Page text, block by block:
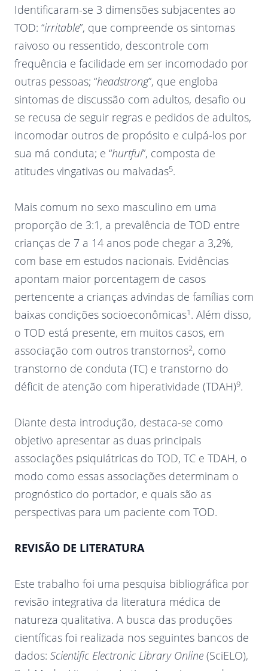
Identificaram-se 3 dimensões subjacentes ao
TOD: “irritable”, que compreende os sintomas
raivoso ou ressentido, descontrole com
frequência e facilidade em ser incomodado por
outras pessoas; “headstrong”, que engloba
sintomas de discussão com adultos, desafio ou
se recusa de seguir regras e pedidos de adultos,
incomodar outros de propósito e culpá-los por
sua má conduta; e “hurtful”, composta de
atitudes vingativas ou malvadas5.
Mais comum no sexo masculino em uma
proporção de 3:1, a prevalência de TOD entre
crianças de 7 a 14 anos pode chegar a 3,2%,
com base em estudos nacionais. Evidências
apontam maior porcentagem de casos
pertencente a crianças advindas de famílias com
baixas condições socioeconômicas1. Além disso,
o TOD está presente, em muitos casos, em
associação com outros transtornos2, como
transtorno de conduta (TC) e transtorno do
déficit de atenção com hiperatividade (TDAH)9.
Diante desta introdução, destaca-se como
objetivo apresentar as duas principais
associações psiquiátricas do TOD, TC e TDAH, o
modo como essas associações determinam o
prognóstico do portador, e quais são as
perspectivas para um paciente com TOD.
REVISÃO DE LITERATURA
Este trabalho foi uma pesquisa bibliográfica por
revisão integrativa da literatura médica de
natureza qualitativa. A busca das produções
científicas foi realizada nos seguintes bancos de
dados: Scientific Electronic Library Online (SciELO),